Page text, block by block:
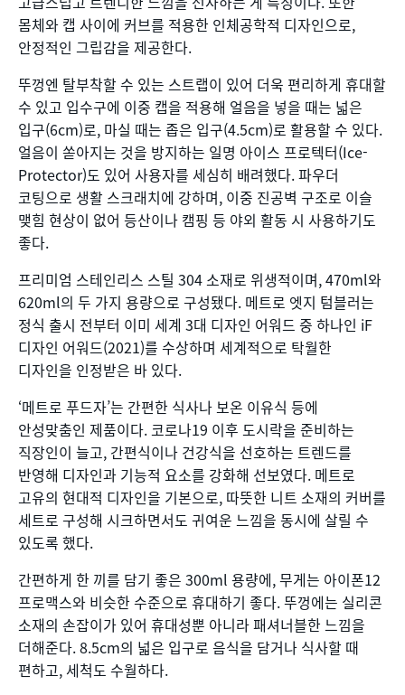
몸체와 캡 사이에 커브를 적용한 인체공학적 디자인으로,
안정적인 그립감을 제공한다.
뚜껑엔 탈부착할 수 있는 스트랩이 있어 더욱 편리하게 휴대할
수 있고 입수구에 이중 캡을 적용해 얼음을 넣을 때는 넓은
입구(6cm)로, 마실 때는 좁은 입구(4.5cm)로 활용할 수 있다.
얼음이 쏟아지는 것을 방지하는 일명 아이스 프로텍터(Ice-
Protector)도 있어 사용자를 세심히 배려했다. 파우더
코팅으로 생활 스크래치에 강하며, 이중 진공벽 구조로 이슬
맺힘 현상이 없어 등산이나 캠핑 등 야외 활동 시 사용하기도
좋다.
프리미엄 스테인리스 스틸 304 소재로 위생적이며, 470ml와
620ml의 두 가지 용량으로 구성됐다. 메트로 엣지 텀블러는
정식 출시 전부터 이미 세계 3대 디자인 어워드 중 하나인 iF
디자인 어워드(2021)를 수상하며 세계적으로 탁월한
디자인을 인정받은 바 있다.
‘메트로 푸드자’는 간편한 식사나 보온 이유식 등에
안성맞춤인 제품이다. 코로나19 이후 도시락을 준비하는
직장인이 늘고, 간편식이나 건강식을 선호하는 트렌드를
반영해 디자인과 기능적 요소를 강화해 선보였다. 메트로
고유의 현대적 디자인을 기본으로, 따뜻한 니트 소재의 커버를
세트로 구성해 시크하면서도 귀여운 느낌을 동시에 살릴 수
있도록 했다.
간편하게 한 끼를 담기 좋은 300ml 용량에, 무게는 아이폰12
프로맥스와 비슷한 수준으로 휴대하기 좋다. 뚜껑에는 실리콘
소재의 손잡이가 있어 휴대성뿐 아니라 패셔너블한 느낌을
더해준다. 8.5cm의 넓은 입구로 음식을 담거나 식사할 때
편하고, 세척도 수월하다.